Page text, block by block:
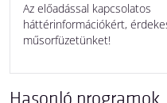
Az előadással kapcsolatos
háttérinformációkért,
műsorfüzetünket!